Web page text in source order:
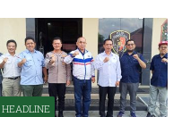
HEADLINE